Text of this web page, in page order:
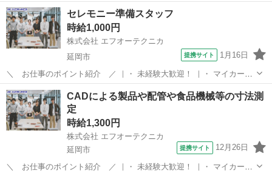
取り扱っています♪ 半導体に関するのお仕事で幅広い実績があり、 未
経験でも始められる充実したOJT教育もございます！ 【既に「エフオ
ーテクニカ」でご登録がある...
宮崎 延岡市
セレモニー準備スタッフ
時給1,000円
株式会社 エフオーテクニカ
延岡市
提携サイト 1月16日
＼ お仕事のポイント紹介 ／ ｜・ 未経験大歓迎！ ｜・ マイカー通
勤OK/交通費支給(規定あり)！ ｜・ お友達紹介手当あり！ ｜・ 簡単作
業(軽作業)！ ｜・ 安心のフォロー体制！ ｜・ 週払いOK！急な出費に
も対応可能...
宮崎 延岡市 その他
CADによる製品や配管や食品機械等の寸法測
定
時給1,300円
株式会社 エフオーテクニカ
延岡市
提携サイト 12月26日
＼ お仕事のポイント紹介 ／ ｜・ 未経験大歓迎！ ｜・ マイカー通